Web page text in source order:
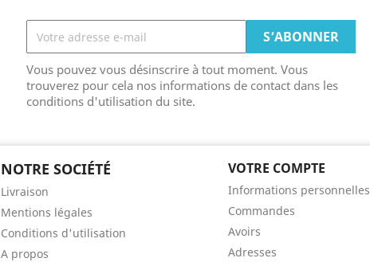
Vous pouvez vous désinscrire à tout moment. Vous
trouverez pour cela nos informations de contact dans les
conditions d'utilisation du site.
NOTRE SOCIÉTÉ
Livraison
Mentions légales
Conditions d'utilisation
A propos
VOTRE COMPTE
Informations personnelles
Commandes
Avoirs
Adresses